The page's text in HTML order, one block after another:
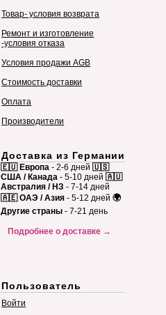
Товар- условия возврата
Ремонт и изготовление
-условия отказа
Условия продажи AGB
Стоимость доставки
Оплата
Производители
Доставка из Германии
🇪🇺 Европа - 2-6 дней 🇺🇸
США / Канада - 5-10 дней 🇦🇺
Австралия / НЗ - 7-14 дней
🇦🇪 ОАЭ / Азия - 5-12 дней 🌍
Другие страны - 7-21 день
Подробнее о доставке →
Пользователь
Войти